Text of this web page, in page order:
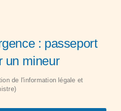
: passeport
un mineur
de l'information légale et